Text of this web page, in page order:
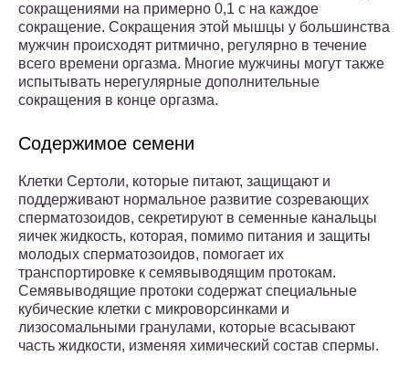
сокращениями на примерно 0,1 с на каждое
сокращение. Сокращения этой мышцы у большинства
мужчин происходят ритмично, регулярно в течение
всего времени оргазма. Многие мужчины могут также
испытывать нерегулярные дополнительные
сокращения в конце оргазма.
Содержимое семени
Клетки Сертоли, которые питают, защищают и
поддерживают нормальное развитие созревающих
сперматозоидов, секретируют в семенные канальцы
яичек жидкость, которая, помимо питания и защиты
молодых сперматозоидов, помогает их
транспортировке к семявыводящим протокам.
Семявыводящие протоки содержат специальные
кубические клетки с микроворсинками и
лизосомальными гранулами, которые всасывают
часть жидкости, изменяя химический состав спермы.